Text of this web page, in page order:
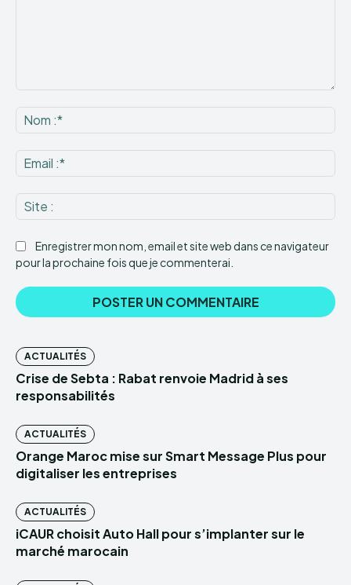
:*
:*
:
Enregistrer mon nom, email et site web dans ce navigateur
pour la prochaine fois que je commenterai.
ACTUALITÉS
Crise de Sebta : Rabat renvoie Madrid à ses
responsabilités
ACTUALITÉS
Orange Maroc mise sur Smart Message Plus pour
digitaliser les entreprises
ACTUALITÉS
iCAUR choisit Auto Hall pour s’implanter sur le
marché marocain